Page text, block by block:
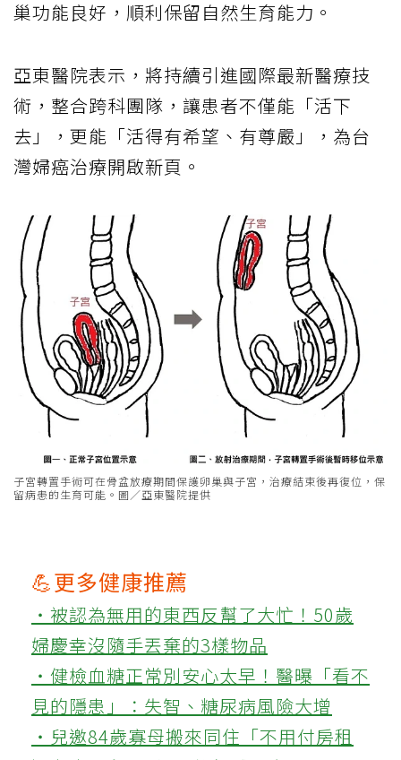
巢功能良好，順利保留自然生育能力。
亞東醫院表示，將持續引進國際最新醫療技
術，整合跨科團隊，讓患者不僅能「活下
去」，更能「活得有希望、有尊嚴」，為台
灣婦癌治療開啟新頁。
子宮轉置手術可在骨盆放療期間保護卵巢與子宮，治療結束後再復位，保
留病患的生育可能。圖／亞東醫院提供
💪更多健康推薦
‧被認為無用的東西反幫了大忙！50歲
婦慶幸沒隨手丟棄的3樣物品
‧健檢血糖正常別安心太早！醫曝「看不
見的隱患」：失智、糖尿病風險大增
‧兒邀84歲寡母搬來同住「不用付房租